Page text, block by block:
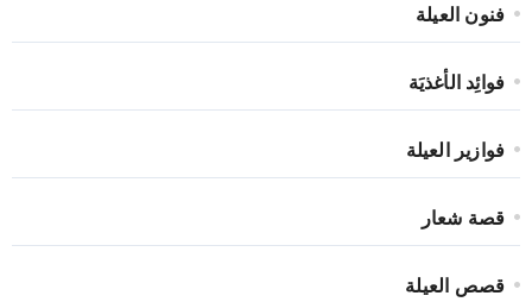
فنون العيلة
فوائِد الأغذيَة
فوازير العيلة
قصة شعار
قصص العيلة